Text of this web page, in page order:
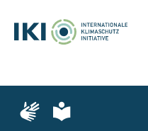
Hauptinhalt
springen
Suche
springen
Hauptnavigation
springen
Zur
Seite
Zur
Seite